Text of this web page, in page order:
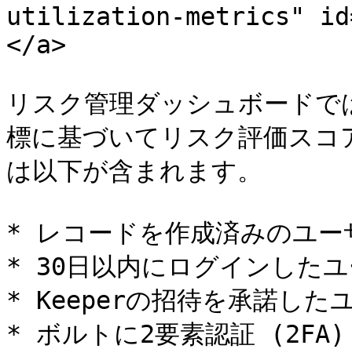
utilization-metrics"
</a>
リスク管理ダッシュボード
標に基づいてリスク評価ス
は以下が含まれます。
* レコードを作成済みのユー
* 30日以内にログインした
* Keeperの招待を承諾した
* ボルトに2要素認証 (2FA)